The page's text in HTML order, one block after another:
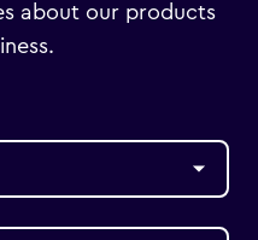
about our products